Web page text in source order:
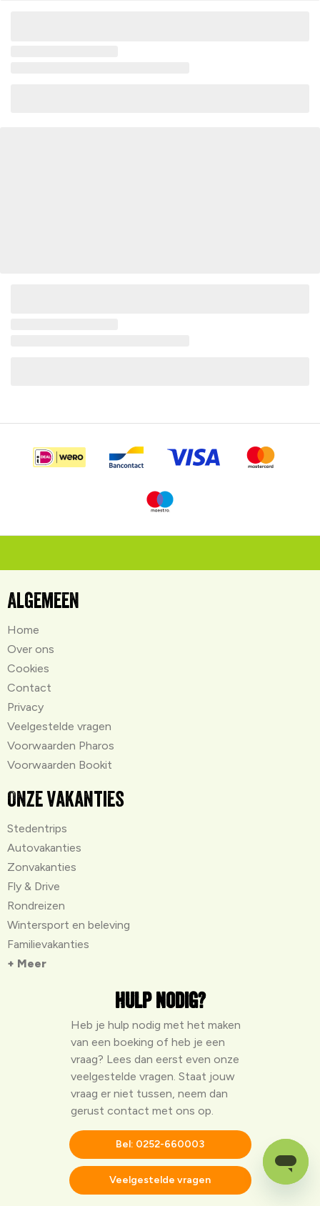
Algemeen
Home
Over ons
Cookies
Contact
Privacy
Veelgestelde vragen
Voorwaarden Pharos
Voorwaarden Bookit
Onze vakanties
Stedentrips
Autovakanties
Zonvakanties
Fly & Drive
Rondreizen
Wintersport en beleving
Familievakanties
+ Meer
Hulp nodig?
Heb je hulp nodig met het maken
van een boeking of heb je een
vraag? Lees dan eerst even onze
veelgestelde vragen . Staat jouw
vraag er niet tussen, neem dan
gerust contact met ons op.
Bel: 0252-660003
Veelgestelde vragen